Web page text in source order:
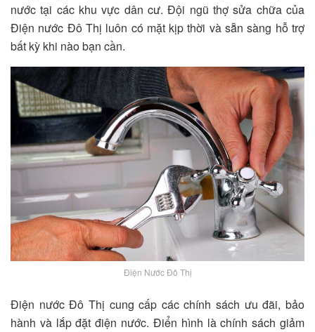
nước tại các khu vực dân cư. Đội ngũ thợ sửa chữa của
Điện nước Đô Thị luôn có mặt kịp thời và sẵn sàng hỗ trợ
bất kỳ khi nào bạn cần.
Điện Nước Đô Thị
Điện nước Đô Thị cung cấp các chính sách ưu đãi, bảo
hành và lắp đặt điện nước. Điển hình là chính sách giảm